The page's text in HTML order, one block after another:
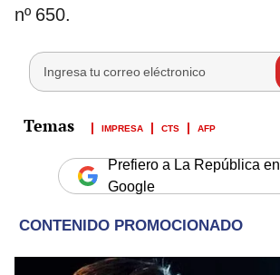
nº 650.
IMPRESA CTS AFP
Prefiero a La República en
Google